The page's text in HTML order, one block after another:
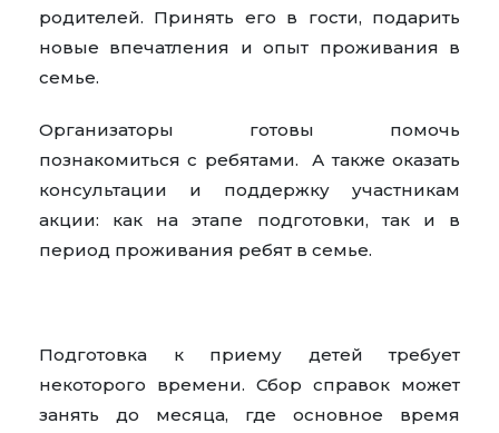
родителей. Принять его в гости, подарить
новые впечатления и опыт проживания в
семье.
Организаторы готовы помочь
познакомиться с ребятами. А также оказать
консультации и поддержку участникам
акции: как на этапе подготовки, так и в
период проживания ребят в семье.
Подготовка к приему детей требует
некоторого времени. Сбор справок может
занять до месяца, где основное время